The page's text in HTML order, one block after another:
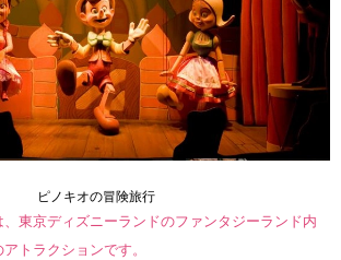
ピノキオの冒険旅行
東京ディズニーランドのファンタジーランド内
トラクションです。